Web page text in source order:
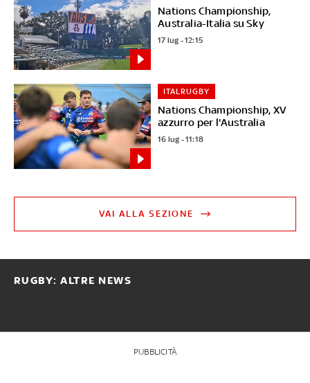
Nations Championship,
Australia-Italia su Sky
17 lug - 12:15
Nations Championship, XV
azzurro per l'Australia
ITALRUGBY
16 lug - 11:18
VAI ALLA SEZIONE
RUGBY: ALTRE NEWS
PUBBLICITÀ